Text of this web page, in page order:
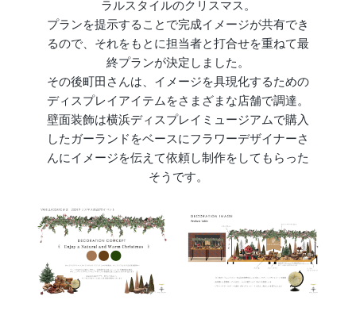
ラルスタイルのクリスマス。
プランを提示することで完成イメージが共有でき
るので、それをもとに担当者と打合せを重ねて最
終プランが決定しました。
その後町田さんは、イメージを具現化するための
ディスプレイアイテムをさまざまな店舗で調達。
壁面装飾は横浜ディスプレイミュージアムで購入
したガーランドをベースにフラワーデザイナーさ
んにイメージを伝えて依頼し制作をしてもらった
そうです。